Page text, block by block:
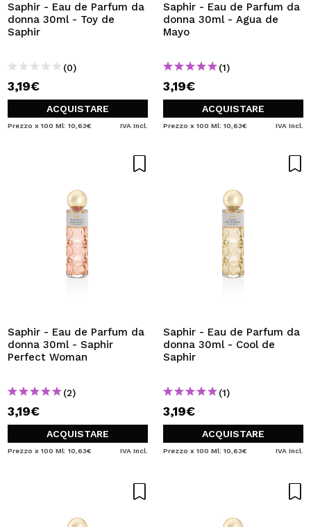
Saphir - Eau de Parfum da
donna 30ml - Toy de
Saphir
(0)
3,19€
ACQUISTARE
Prezzo x 100 Ml: 10,63€ IVA Incl.
Saphir - Eau de Parfum da
donna 30ml - Agua de
Mayo
(1)
3,19€
ACQUISTARE
Prezzo x 100 Ml: 10,63€ IVA Incl.
Saphir - Eau de Parfum da
donna 30ml - Saphir
Perfect Woman
(2)
3,19€
ACQUISTARE
Prezzo x 100 Ml: 10,63€ IVA Incl.
Saphir - Eau de Parfum da
donna 30ml - Cool de
Saphir
(1)
3,19€
ACQUISTARE
Prezzo x 100 Ml: 10,63€ IVA Incl.